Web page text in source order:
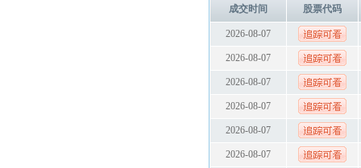
成交时间 股票代码
2026-08-07
2026-08-07
2026-08-07
2026-08-07
2026-08-07
2026-08-07